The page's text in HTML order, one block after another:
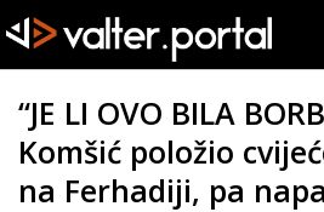
“JE LI OVO BILA
Komšić položio
na Ferhadiji, pa